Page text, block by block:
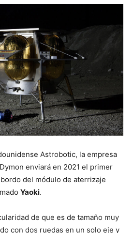
Astrobotic, la empresa
enviará en 2021 el primer
del módulo de aterrizaje
Yaoki.
de que es de tamaño muy
con dos ruedas en un solo eje y